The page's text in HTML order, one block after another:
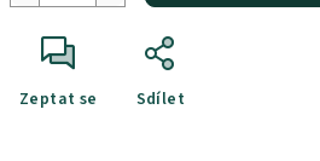
Zeptat se Sdílet